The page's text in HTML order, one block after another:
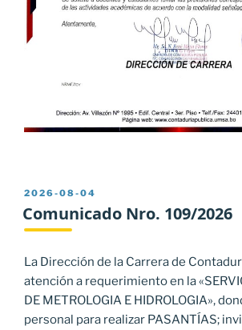
PUBLICADO
EL
2026-08-04
Comunicado Nro. 109/2026
La Dirección de la Carrera de
atención a requerimiento en la
DE METROLOGIA E HIDROLOGIA»,
personal para realizar PASANTÍAS;